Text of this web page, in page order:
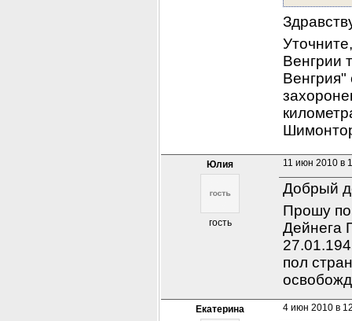
Венгрии
Венгрия"
Юлия
гость
11 июн 2010 в
Добрый
Прошу
Дейнега
пол
Екатерина 4 июн 2010 в